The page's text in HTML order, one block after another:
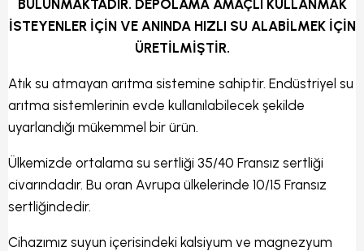
BULUNMAKTADIR. DEPOLAMA AMAÇLI KULLANMAK
İSTEYENLER İÇİN VE ANINDA HIZLI SU ALABİLMEK İÇİN
ÜRETİLMİŞTİR.
Atık su atmayan arıtma sistemine sahiptir. Endüstriyel su
arıtma sistemlerinin evde kullanılabilecek şekilde
uyarlandığı mükemmel bir ürün.
Ülkemizde ortalama su sertliği 35/40 Fransız sertliği
civarındadır. Bu oran Avrupa ülkelerinde 10/15 Fransız
sertliğindedir.
Cihazımız suyun içerisindeki kalsiyum ve magnezyum